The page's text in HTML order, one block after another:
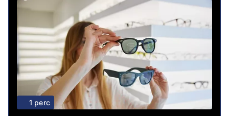
1 perc